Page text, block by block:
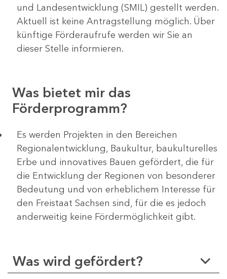
und Landesentwicklung (SMIL) gestellt werden.
Aktuell ist keine Antragstellung möglich. Über
künftige Förderaufrufe werden wir Sie an
dieser Stelle informieren.
Was bietet mir das
Förderprogramm?
Es werden Projekten in den Bereichen
Regionalentwicklung, Baukultur, baukulturelles
Erbe und innovatives Bauen gefördert, die für
die Entwicklung der Regionen von besonderer
Bedeutung und von erheblichem Interesse für
den Freistaat Sachsen sind, für die es jedoch
anderweitig keine Fördermöglichkeit gibt.
Was wird gefördert?